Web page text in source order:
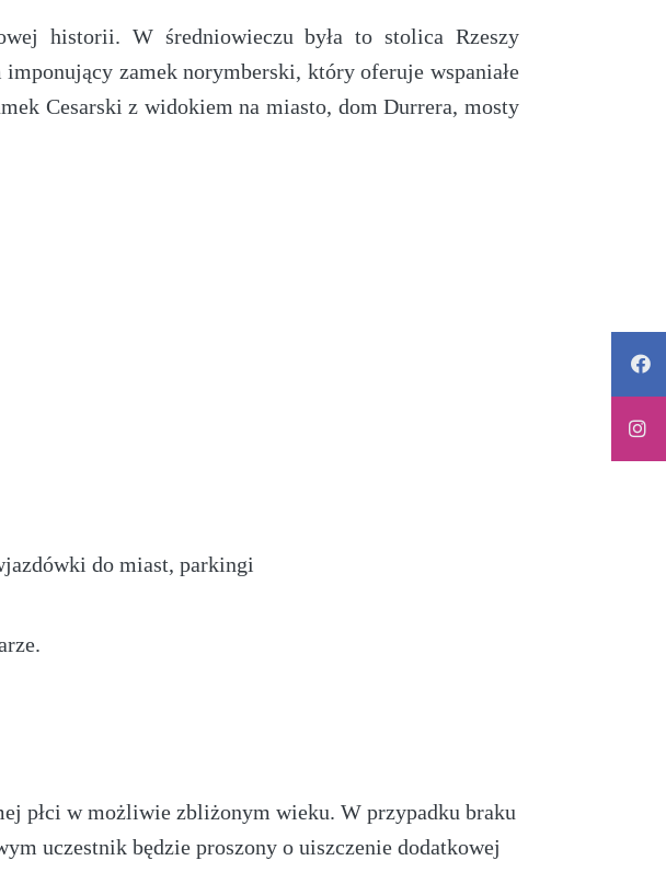
historii. W średniowieczu była to stolica Rzeszy
zamek norymberski, który oferuje wspaniałe
Cesarski z widokiem na miasto, dom Durrera, mosty
do miast, parkingi
płci w możliwie zbliżonym wieku. W przypadku braku
uczestnik będzie proszony o uiszczenie dodatkowej